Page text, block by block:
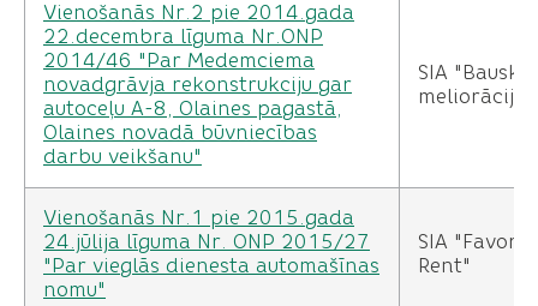
Vienošanās Nr.2 pie 2014.gada
22.decembra līguma Nr.ONP
2014/46 "Par Medemciema
novadgrāvja rekonstrukciju gar
autoceļu A-8, Olaines pagastā,
Olaines novadā būvniecības
darbu veikšanu"
SIA
meliorācija"
Vienošanās Nr.1 pie 2015.gada
24.jūlija līguma Nr. ONP 2015/27
"Par vieglās dienesta automašīnas
nomu"
SIA "Favorit
Rent"